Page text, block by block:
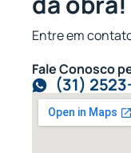
Entre em
Fale Conosco
(31)